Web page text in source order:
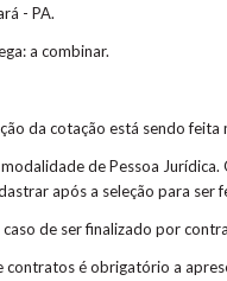
- PA.
a combinar.
da cotação está sendo
de Pessoa
após a seleção para
caso de ser finalizado por
contratos é obrigatório a